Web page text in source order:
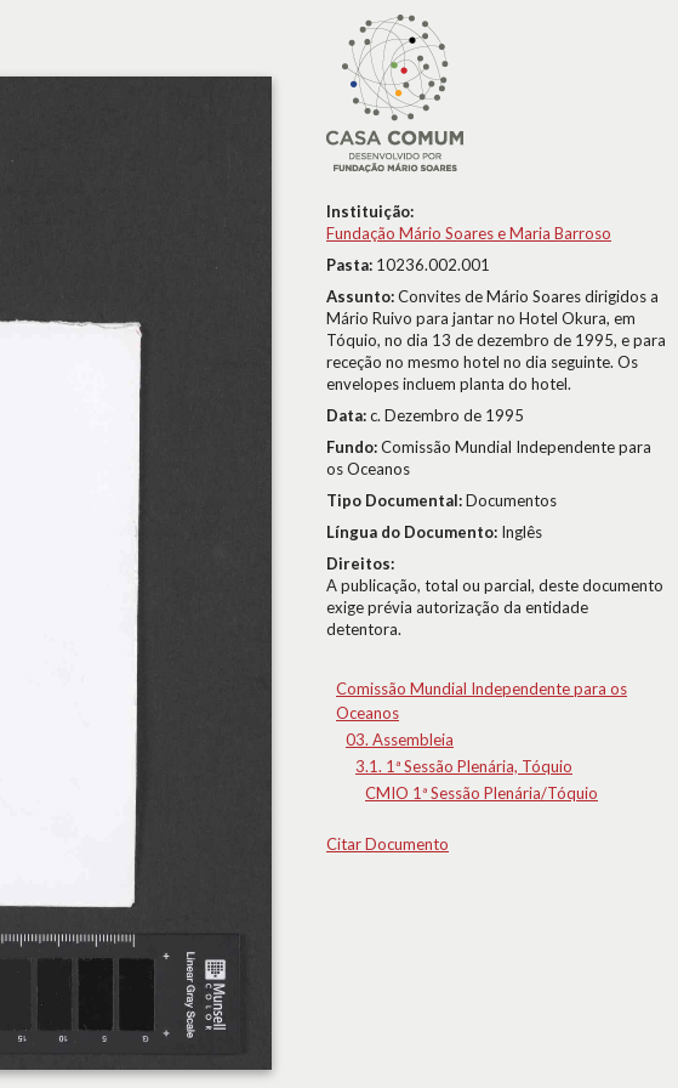
Instituição:
Fundação Mário Soares e Maria Barroso
Pasta: 10236.002.001
Assunto:Convites de Mário Soares dirigidos a
Mário Ruivo para jantar no Hotel Okura, em
Tóquio, no dia 13 de dezembro de 1995, e para
receção no mesmo hotel no dia seguinte. Os
envelopes incluem planta do hotel.
Data:c. Dezembro de 1995
Fundo:Comissão Mundial Independente para
os Oceanos
Tipo Documental:Documentos
Língua do Documento: Inglês
Direitos:
A publicação, total ou parcial, deste documento
exige prévia autorização da entidade
detentora.
Comissão Mundial Independente para os
Oceanos
03. Assembleia
3.1. 1ª Sessão Plenária, Tóquio
CMIO 1ª Sessão Plenária/Tóquio
Citar Documento